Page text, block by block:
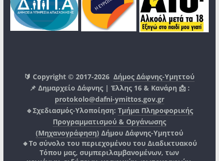
🔰 Copyright © 2017-2026Δήμος Δάφνης-Υμηττού
📌 Δημαρχείο Δάφνης | Έλλης 16 & Κανάρη 📩 :
protokolo@dafni-ymittos.gov.gr
🔹Σχεδιασμός-Υλοποίηση: Τμήμα Πληροφορικής
Προγραμματισμού & Οργάνωσης
(Μηχανογράφηση) Δήμου Δάφνης-Υμηττού
🔸Το σύνολο του περιεχομένου του Διαδικτυακού
Τόπου μας, συμπεριλαμβανομένων, των